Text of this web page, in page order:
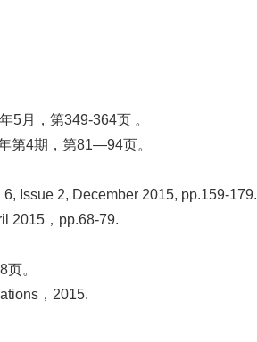
月，第349-364页 。
第4期，第81—94页。
Issue 2, December 2015, pp.159-179.
2015，pp.68-79.
。
，2015.